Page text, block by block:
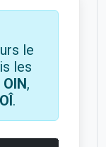
le
les
OIN,
OÎ.